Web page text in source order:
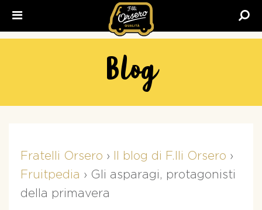
Blog
Fratelli Orsero › Il blog di F.lli Orsero ›
Fruitpedia › Gli asparagi, protagonisti
della primavera